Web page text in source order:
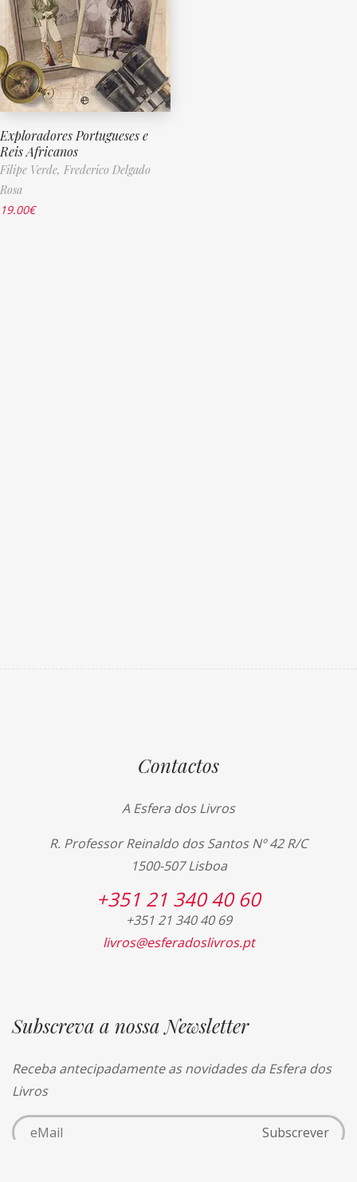
Exploradores Portugueses e
Reis Africanos
Filipe Verde, Frederico Delgado
Rosa
19.00€
Contactos
A Esfera dos Livros
R. Professor Reinaldo dos Santos Nº 42 R/C
1500-507 Lisboa
+351 21 340 40 60
+351 21 340 40 69
livros@esferadoslivros.pt
Subscreva a nossa Newsletter
Receba antecipadamente as novidades da Esfera dos
Livros